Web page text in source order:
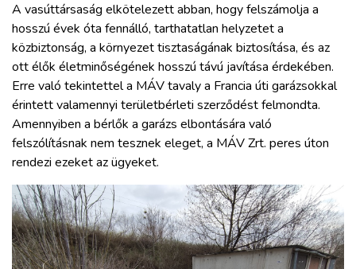
A vasúttársaság elkötelezett abban, hogy felszámolja a
hosszú évek óta fennálló, tarthatatlan helyzetet a
közbiztonság, a környezet tisztaságának biztosítása, és az
ott élők életminőségének hosszú távú javítása érdekében.
Erre való tekintettel a MÁV tavaly a Francia úti garázsokkal
érintett valamennyi területbérleti szerződést felmondta.
Amennyiben a bérlők a garázs elbontására való
felszólításnak nem tesznek eleget, a MÁV Zrt. peres úton
rendezi ezeket az ügyeket.